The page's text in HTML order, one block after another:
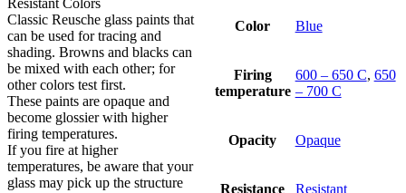
Resistant Colors
Classic Reusche glass paints that
can be used for tracing and
shading. Browns and blacks can
be mixed with each other; for
other colors test first.
These paints are opaque and
become glossier with higher
firing temperatures.
If you fire at higher
temperatures, be aware that your
glass may pick up the structure
Color Blue
Firing
temperature
600 – 650 C, 650
– 700 C
Opacity Opaque
Resistance Resistant